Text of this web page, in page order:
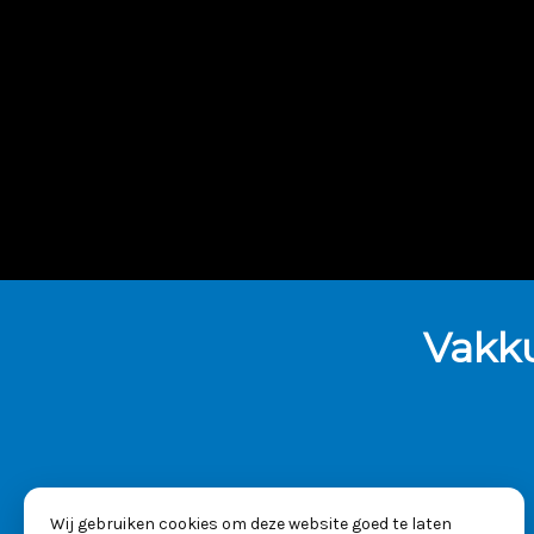
Wij gebruiken cookies om deze website goed te laten